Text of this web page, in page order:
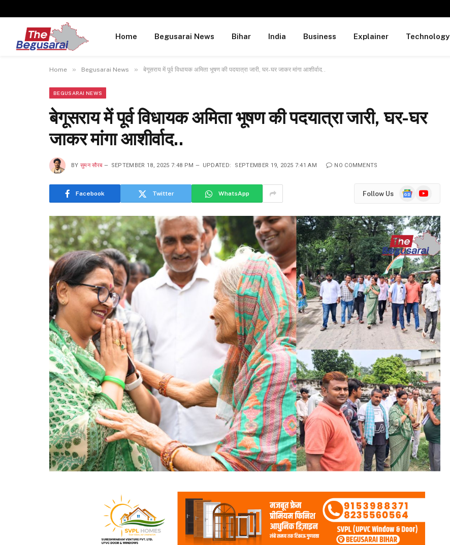
Home Begusarai News Bihar India Business Explainer Technology
Home » Begusarai News » बेगूसराय में पूर्व विधायक अमिता भूषण की पदयात्रा जारी, घर-घर जाकर मांगा आशीर्वाद..
BEGUSARAI NEWS
बेगूसराय में पूर्व विधायक अमिता भूषण की पदयात्रा जारी, घर-घर
जाकर मांगा आशीर्वाद..
BY सुमन सौरब SEPTEMBER 18, 2025 7:48 PM UPDATED: SEPTEMBER 19, 2025 7:41 AM NO COMMENTS
Facebook Twitter WhatsApp Follow Us
GoogleYouTube